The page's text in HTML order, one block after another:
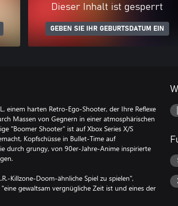
Dieser Inhalt ist gesperrt
GEBEN SIE IHR GEBURTSDATUM EIN
einem harten Retro-Ego-Shooter, der Ihre Reflexe
Massen von Gegnern in einer atmosphärischen
"Boomer Shooter" ist auf Xbox Series X/S
Kopfschüsse in Bullet-Time auf
durch grungy, von 90er-Jahre-Anime inspirierte
Killzone-Doom-ähnliche Spiel zu spielen",
gewaltsam vergnügliche Zeit ist und eines der